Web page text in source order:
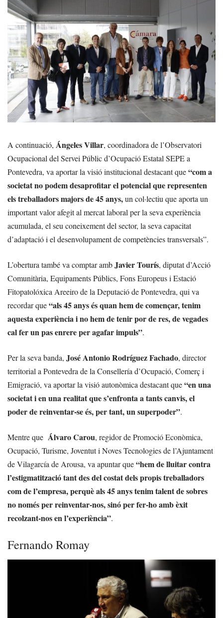
A continuació, Ángeles Villar, coordinadora de l’Observatori
Ocupacional del Servei Públic d’Ocupació Estatal SEPE a
Pontevedra, va aportar la visió institucional destacant que“com a
societat no podem desaprofitar el potencial que representen
els treballadors majors de 45 anys,un col·lectiu que aporta un
important valor afegit al mercat laboral per la seva experiència
acumulada, el seu coneixement del sector, la seva capacitat
d’adaptació i el desenvolupament de competències transversals”.
L’obertura també va comptar ambJavier Tourís, diputat d’Acció
Comunitària, Equipaments Públics, Fons Europeus i Estació
Fitopatolóxica Areeiro de la Deputació de Pontevedra, qui va
recordar que“als 45 anys és quan hem de començar, tenim
aquesta experiència i no hem de tenir por de res, de vegades
cal fer un pas enrere per agafar impuls”.
Per la seva banda, José Antonio Rodríguez Fachado, director
territorial a Pontevedra de la Consellería d’Ocupació, Comerç i
Emigració, va aportar la visió autonòmica destacant que“en una
societat i en una realitat que s’enfronta a tants canvis, el
poder de reinventar-se és, per tant, un superpoder”.
Mentre que Álvaro Carou, regidor de Promoció Econòmica,
Ocupació, Turisme, Joventut i Noves Tecnologies de l’Ajuntament
de Vilagarcía de Arousa, va apuntar que“hem de lluitar contra
l’estigmatització tant des del costat dels propis treballadors
com de l’empresa, perquè als 45 anys tenim talent de sobres
no només per reinventar-nos, sinó per fer-ho amb èxit
recolzant-nos en l’experiència”.
Fernando Romay